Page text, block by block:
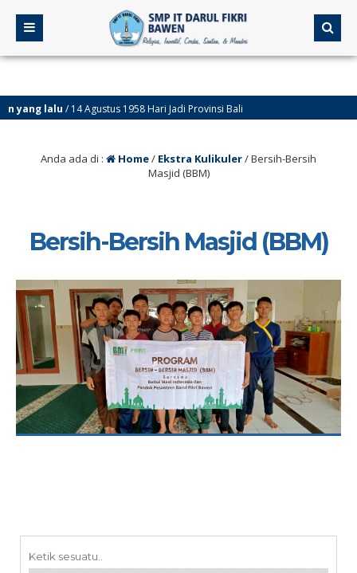
lalu / 14 Agustus 1958 Hari Jadi Provinsi Bali
Anda ada di : Home/ Ekstra Kulikuler/Bersih-Bersih
Masjid (BBM)
Bersih-Bersih Masjid (BBM)